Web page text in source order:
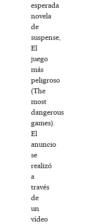
esperada
novela
de
suspense,
El
juego
más
peligroso
(The
most
dangerous
games).
El
anuncio
se
realizó
a
través
de
un
vídeo